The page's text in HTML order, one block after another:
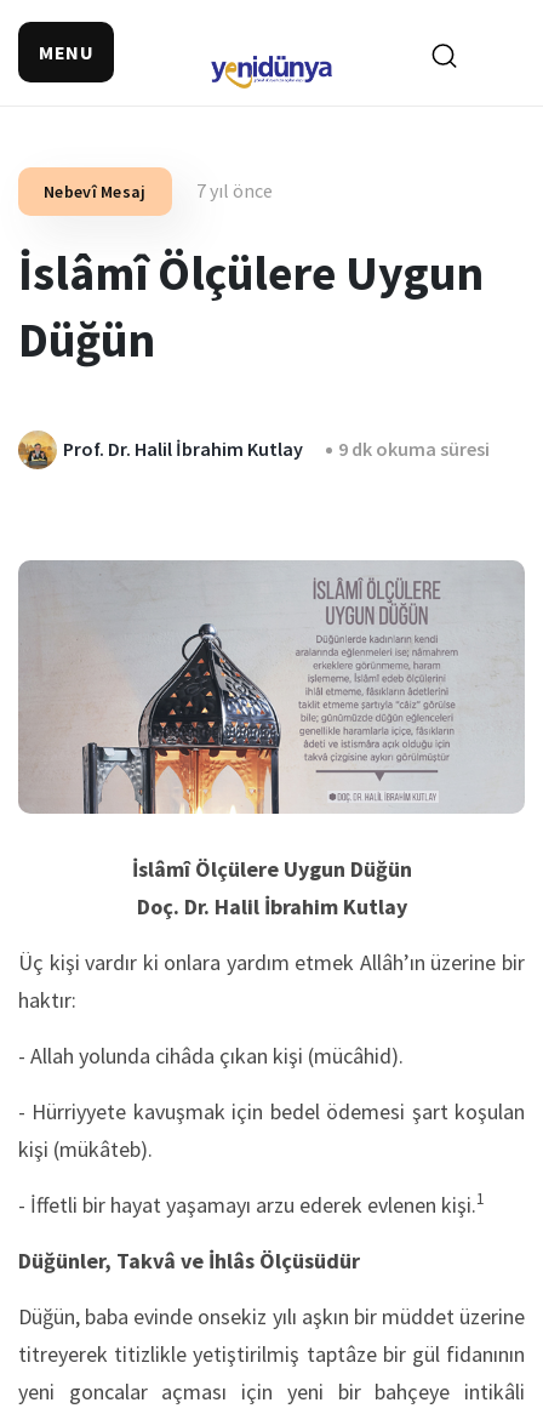
MENU
Nebevî Mesaj 7 yıl önce
İslâmî Ölçülere Uygun
Düğün
Prof. Dr. Halil İbrahim Kutlay 9 dk okuma süresi
İslâmî Ölçülere Uygun Düğün
Doç. Dr. Halil İbrahim Kutlay
Üç kişi vardır ki onlara yardım etmek Allâh’ın üzerine bir
haktır:
- Allah yolunda cihâda çıkan kişi (mücâhid).
- Hürriyyete kavuşmak için bedel ödemesi şart koşulan
kişi (mükâteb).
- İffetli bir hayat yaşamayı arzu ederek evlenen kişi.1
Düğünler, Takvâ ve İhlâs Ölçüsüdür
Düğün, baba evinde onsekiz yılı aşkın bir müddet üzerine
titreyerek titizlikle yetiştirilmiş taptâze bir gül fidanının
yeni goncalar açması için yeni bir bahçeye intikâli